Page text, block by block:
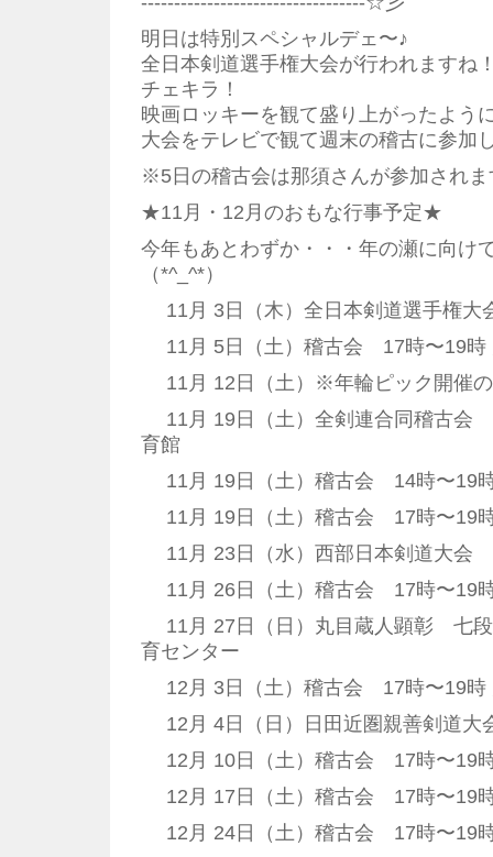
明日は特別スペシャルデェ〜♪
全日本剣道選手権大会が行われますね
チェキラ！
映画ロッキーを観て盛り上がったよう
大会をテレビで観て週末の稽古に参加
※5日の稽古会は那須さんが参加されま
★11月・12月のおもな行事予定★
今年もあとわずか・・・年の瀬に向け
（*^_^*）
11月 3日（木）全日本剣道選手権
11月 5日（土）稽古会 17時〜19時
11月 12日（土）※年輪ピック開催の
11月 19日（土）全剣連合同稽古会
育館
11月 19日（土）稽古会 14時〜19
11月 19日（土）稽古会 17時〜19
11月 23日（水）西部日本剣道大会
11月 26日（土）稽古会 17時〜19
11月 27日（日）丸目蔵人顕彰 七
育センター
12月 3日（土）稽古会 17時〜19時
12月 4日（日）日田近圏親善剣道
12月 10日（土）稽古会 17時〜19
12月 17日（土）稽古会 17時〜19
12月 24日（土）稽古会 17時〜19